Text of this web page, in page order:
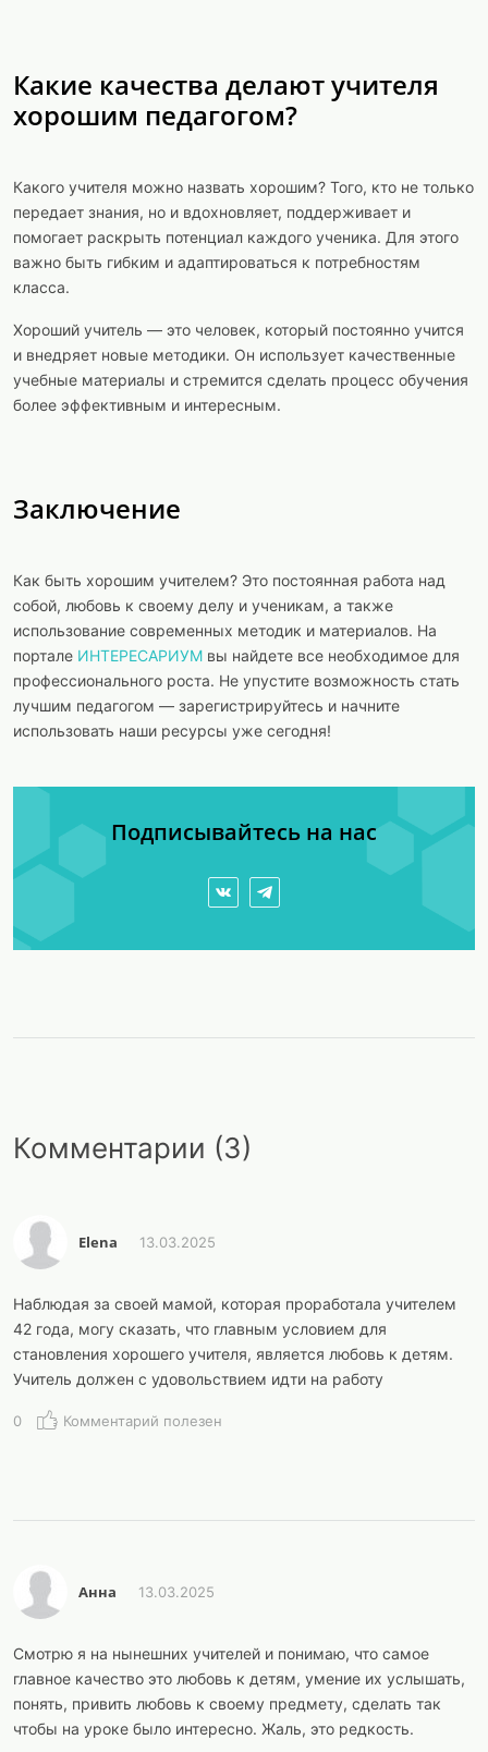
Какие качества делают учителя
хорошим педагогом?
Какого учителя можно назвать хорошим? Того, кто не только
передает знания, но и вдохновляет, поддерживает и
помогает раскрыть потенциал каждого ученика. Для этого
важно быть гибким и адаптироваться к потребностям
класса.
Хороший учитель — это человек, который постоянно учится
и внедряет новые методики. Он использует качественные
учебные материалы и стремится сделать процесс обучения
более эффективным и интересным.
Заключение
Как быть хорошим учителем? Это постоянная работа над
собой, любовь к своему делу и ученикам, а также
использование современных методик и материалов. На
портале ИНТЕРЕСАРИУМ вы найдете все необходимое для
профессионального роста. Не упустите возможность стать
лучшим педагогом — зарегистрируйтесь и начните
использовать наши ресурсы уже сегодня!
Подписывайтесь на нас
Комментарии (3)
Elena 13.03.2025
Наблюдая за своей мамой, которая проработала учителем
42 года, могу сказать, что главным условием для
становления хорошего учителя, является любовь к детям.
Учитель должен с удовольствием идти на работу
0 Комментарий полезен
Анна 13.03.2025
Смотрю я на нынешних учителей и понимаю, что самое
главное качество это любовь к детям, умение их услышать,
понять, привить любовь к своему предмету, сделать так
чтобы на уроке было интересно. Жаль, это редкость.